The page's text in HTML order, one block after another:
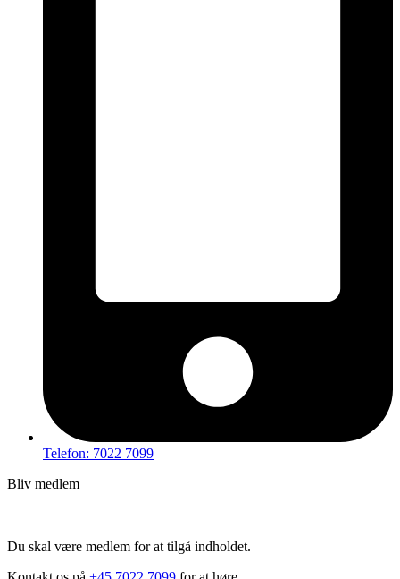
Telefon: 7022 7099
Bliv medlem
Du skal være medlem for at tilgå indholdet.